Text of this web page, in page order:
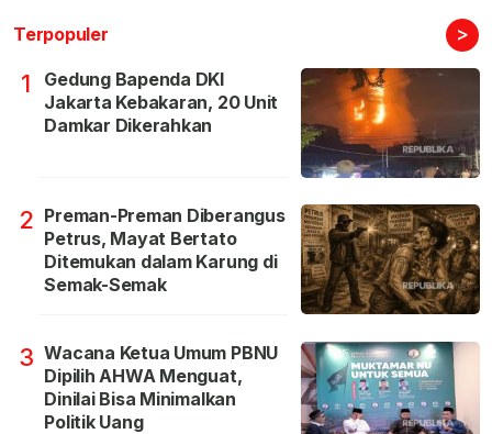
Terpopuler >
1
Gedung Bapenda DKI
Jakarta Kebakaran, 20 Unit
Damkar Dikerahkan
2 Preman-Preman Diberangus
Petrus, Mayat Bertato
Ditemukan dalam Karung di
Semak-Semak
3 Wacana Ketua Umum PBNU
Dipilih AHWA Menguat,
Dinilai Bisa Minimalkan
Politik Uang